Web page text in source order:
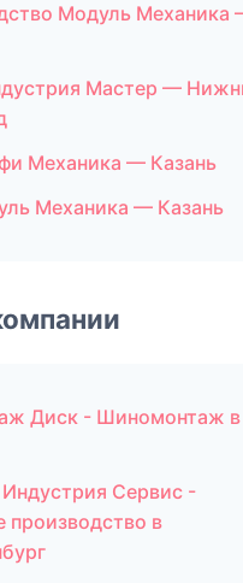
Модуль Механика
Мастер —
Механика — Казань
Механика — Казань
Диск - Шиномонтаж в
Сервис -
производство в